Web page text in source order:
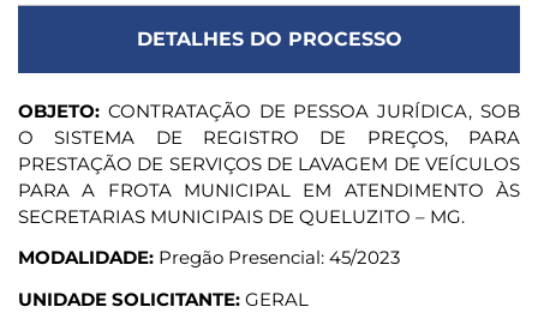
DETALHES DO PROCESSO
OBJETO: CONTRATAÇÃO DE PESSOA JURÍDICA, SOB
O SISTEMA DE REGISTRO DE PREÇOS, PARA
PRESTAÇÃO DE SERVIÇOS DE LAVAGEM DE VEÍCULOS
PARA A FROTA MUNICIPAL EM ATENDIMENTO ÀS
SECRETARIAS MUNICIPAIS DE QUELUZITO – MG.
MODALIDADE: Pregão Presencial: 45/2023
UNIDADE SOLICITANTE: GERAL